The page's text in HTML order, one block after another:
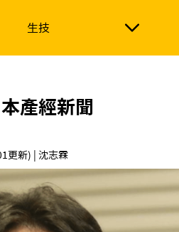
生技
產經新聞
更新) | 沈志霖